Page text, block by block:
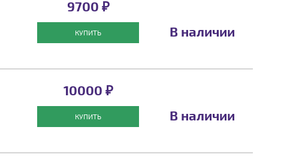
9700 ₽
КУПИТЬ В наличии
10000 ₽
КУПИТЬ В наличии